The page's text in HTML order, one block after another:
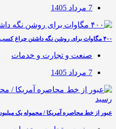
7 مرداد 1405
۴۰۰ مگاوات برای روشن نگه داشتن چراغ کسب‌وکار‌ها
صنعت و تجارت و خدمات
7 مرداد 1405
عبور از خط محاصره آمریکا / محموله یک